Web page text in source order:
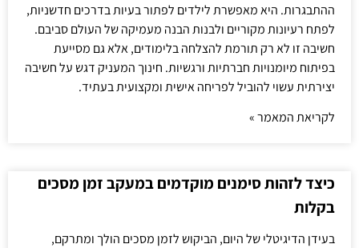
ההתבגרות. היא מאפשרת לילדים לפתור בעיות בדרכים חדשניות,
לפתח רעיונות מקוריים ולבנות הבנה מעמיקה של העולם סביבם.
חשיבה זו לא רק תורמת להצלחה בלימודים, אלא גם מסייעת
בפיתוח מיומנויות חברתיות ורגשיות. חינוך המעניק דגש על חשיבה
יצירתית עשוי להוביל לפריחה אישית ומקצועית בעתיד.
לקריאת המאמר »
כיצד לזהות סימנים מוקדמים במעקב זמן מסכים
בקלות
בעידן הדיגיטלי של היום, הביקוש לזמן מסכים הולך ומתרקם,